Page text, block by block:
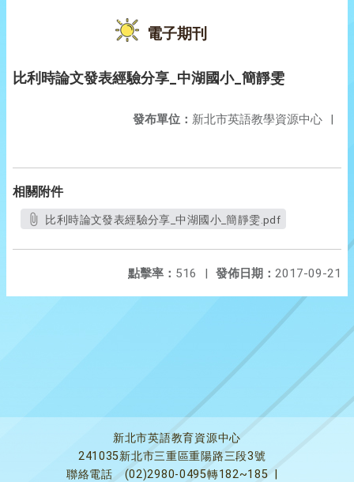
電子期刊
比利時論文發表經驗分享_中湖國小_簡靜雯
發布單位： 新北市英語教學資源中心 |
相關附件
比利時論文發表經驗分享_中湖國小_簡靜雯.pdf
發佈日期： 2017-09-21
點擊率： 516 |
新北市英語教育資源中心
241035新北市三重區重陽路三段3號
聯絡電話
(02)2980-0495轉182~185